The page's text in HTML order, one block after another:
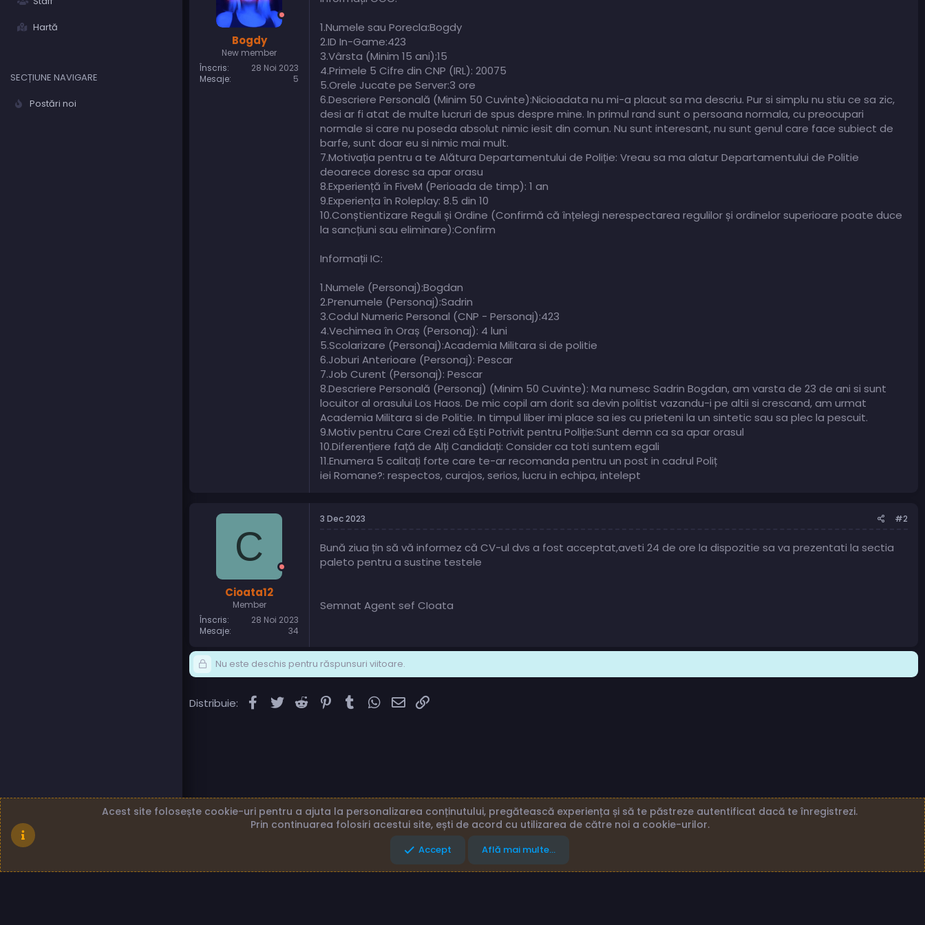
Hartă
SECȚIUNE NAVIGARE
Postări noi
Bogdy
New member
Înscris
28 Noi 2023
Mesaje
5
1.Numele sau Porecla:Bogdy
2.ID In-Game:423
3.Vârsta (Minim 15 ani):15
4.Primele 5 Cifre din CNP (IRL): 20075
5.Orele Jucate pe Server:3 ore
6.Descriere Personală (Minim 50 Cuvinte):Nicioadata nu mi-a placut sa ma descriu. Pur si simplu nu stiu ce sa zic,
desi ar fi atat de multe lucruri de spus despre mine. In primul rand sunt o persoana normala, cu preocupari
normale si care nu poseda absolut nimic iesit din comun. Nu sunt interesant, nu sunt genul care face subiect de
barfe, sunt doar eu si nimic mai mult.
7.Motivația pentru a te Alătura Departamentului de Poliție: Vreau sa ma alatur Departamentului de Politie
deoarece doresc sa apar orasu
8.Experiență în FiveM (Perioada de timp): 1 an
9.Experiența în Roleplay: 8.5 din 10
10.Conștientizare Reguli și Ordine (Confirmă că înțelegi nerespectarea regulilor și ordinelor superioare poate duce
la sancțiuni sau eliminare):Confirm
Informații IC:
1.Numele (Personaj):Bogdan
2.Prenumele (Personaj):Sadrin
3.Codul Numeric Personal (CNP - Personaj):423
4.Vechimea în Oraș (Personaj): 4 luni
5.Scolarizare (Personaj):Academia Militara si de politie
6.Joburi Anterioare (Personaj): Pescar
7.Job Curent (Personaj): Pescar
8.Descriere Personală (Personaj) (Minim 50 Cuvinte): Ma numesc Sadrin Bogdan, am varsta de 23 de ani si sunt
locuitor al orasului Los Haos. De mic copil am dorit sa devin politist vazandu-i pe altii si crescand, am urmat
Academia Militara si de Politie. In timpul liber imi place sa ies cu prieteni la un sintetic sau sa plec la pescuit.
9.Motiv pentru Care Crezi că Ești Potrivit pentru Poliție:Sunt demn ca sa apar orasul
10.Diferențiere față de Alți Candidați: Consider ca toti suntem egali
11.Enumera 5 calitați forte care te-ar recomanda pentru un post in cadrul Poliț
iei Romane?: respectos, curajos, serios, lucru in echipa, intelept
C
Cioata12
Member
Înscris
28 Noi 2023
Mesaje
34
3 Dec 2023 #2
Bună ziua țin să vă informez că CV-ul dvs a fost acceptat,aveti 24 de ore la dispozitie sa va prezentati la sectia
paleto pentru a sustine testele
Semnat Agent sef CIoata
Nu este deschis pentru răspunsuri viitoare.
Distribuie: FacebookTwitterReddit PinterestTumblrWhatsApp
Email
Politică de confidențialitate Ajutor Acasă
Acest site folosește cookie-uri pentru a ajuta la personalizarea conținutului, pregătească experiența și să te păstreze autentificat dacă te înregistrezi.
Prin continuarea folosiri acestui site, ești de acord cu utilizarea de către noi a cookie-urilor.
Accept Află mai multe...